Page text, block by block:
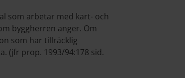
som arbetar med kart- och
byggherren anger. Om
som har tillräcklig
(jfr prop. 1993/94:178 sid.